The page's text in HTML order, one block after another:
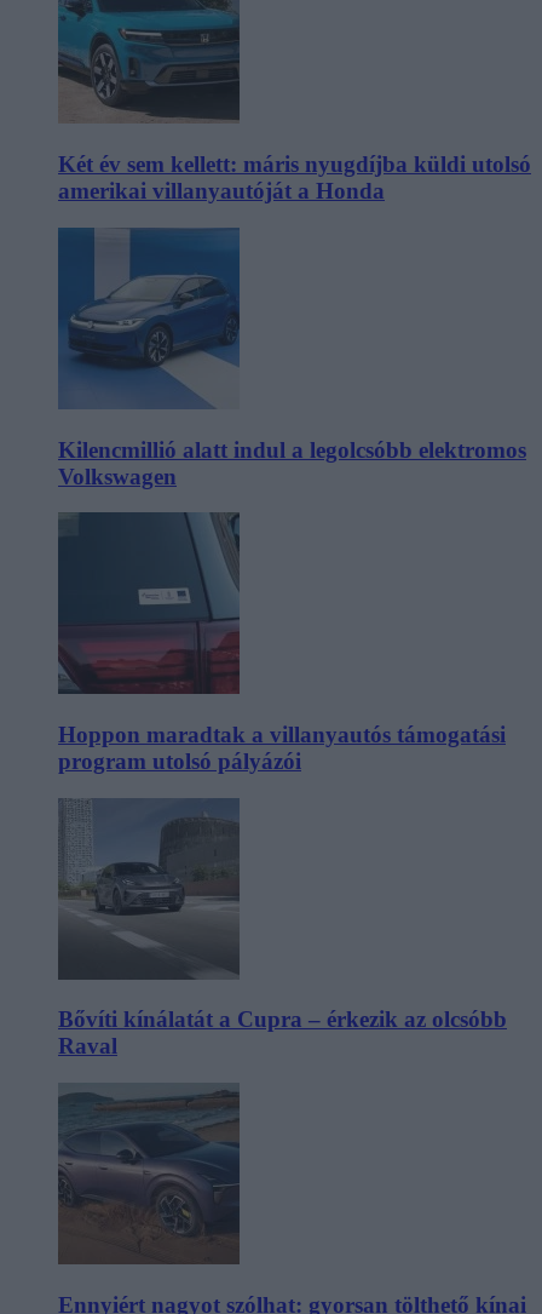
Két év sem kellett: máris nyugdíjba küldi utolsó
amerikai villanyautóját a Honda
Kilencmillió alatt indul a legolcsóbb elektromos
Volkswagen
Hoppon maradtak a villanyautós támogatási
program utolsó pályázói
Bővíti kínálatát a Cupra – érkezik az olcsóbb
Raval
Ennyiért nagyot szólhat: gyorsan tölthető kínai